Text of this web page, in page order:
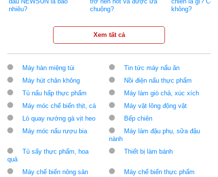
nhiêu?
chuộng?
không?
Xem tất cả
Máy hàn miệng túi
Tin tức máy nấu ăn
Máy hút chân không
Nồi điện nấu thực phẩm
Tủ nấu hấp thực phẩm
Máy làm giò chả, xúc xích
Máy móc chế biến thịt, cá
Máy vặt lông động vật
Lò quay nướng gà vịt heo
Bếp chiên
Máy móc nấu rượu bia
Máy làm đậu phụ, sữa đậu
nành
Tủ sấy thực phẩm, hoa
quả
Thiết bị làm bánh
Máy chế biến nông sản
Máy chế biến thực phẩm